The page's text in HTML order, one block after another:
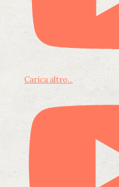
Carica altro...